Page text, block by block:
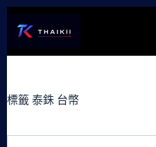
容
標籤 泰銖 台幣